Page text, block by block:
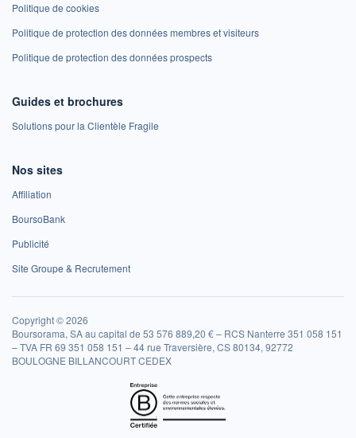
Politique de cookies
Politique de protection des données membres et visiteurs
Politique de protection des données prospects
Guides et brochures
Solutions pour la Clientèle Fragile
Nos sites
Affiliation
BoursoBank
Publicité
Site Groupe & Recrutement
Copyright © 2026
Boursorama, SA au capital de 53 576 889,20 € – RCS Nanterre 351 058 151
– TVA FR 69 351 058 151 – 44 rue Traversière, CS 80134, 92772
BOULOGNE BILLANCOURT CEDEX